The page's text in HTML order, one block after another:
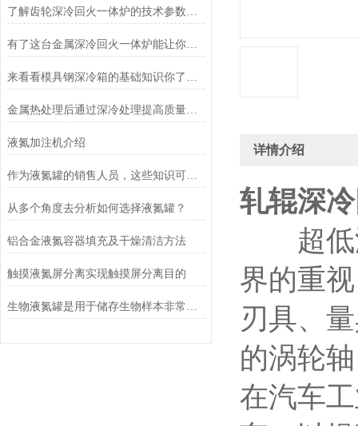
有了这台金属深冷回火一体炉能让你的金属部件寿命大幅度延长
金属热处理后通过深冷处理提高质量、延长寿命、降低生产成本
液氮加注机介绍
作为液氮罐的销售人员，这些知识可一定要知道！
从多个角度去分析如何选择液氮罐？
铝合金液氮容器填充及干燥清洁方法
触摸液氮屏分离实现触摸屏分离目的
详情介绍
轧辊深
超低温
界的重
刃具、
的涡轮
在汽车